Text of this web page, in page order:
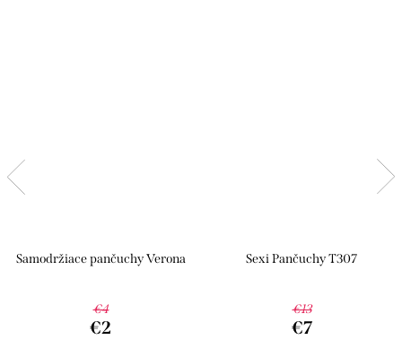
Samodržiace pančuchy Verona
€4
€2
Sexi Pančuchy T307
€13
€7